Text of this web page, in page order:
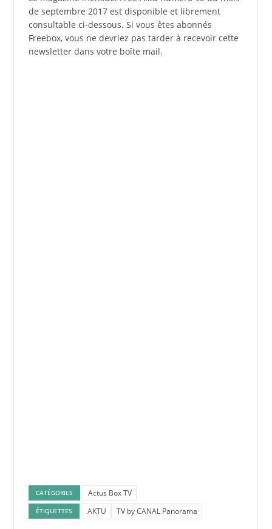
de septembre 2017 est disponible et librement
consultable ci-dessous. Si vous êtes abonnés
Freebox, vous ne devriez pas tarder à recevoir cette
newsletter dans votre boîte mail.
CATÉGORIES Actus Box TV
ÉTIQUETTES AKTU TV by CANAL Panorama